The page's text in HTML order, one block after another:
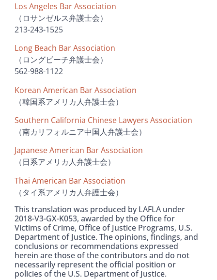
Los Angeles Bar Association
（ロサンゼルス弁護士会）
213-243-1525
Long Beach Bar Association
（ロングビーチ弁護士会）
562-988-1122
Korean American Bar Association
（韓国系アメリカ人弁護士会）
Southern California Chinese Lawyers Association
（南カリフォルニア中国人弁護士会）
Japanese American Bar Association
（日系アメリカ人弁護士会）
Thai American Bar Association
（タイ系アメリカ人弁護士会）
This translation was produced by LAFLA under
2018-V3-GX-K053, awarded by the Office for
Victims of Crime, Office of Justice Programs, U.S.
Department of Justice. The opinions, findings, and
conclusions or recommendations expressed
herein are those of the contributors and do not
necessarily represent the official position or
policies of the U.S. Department of Justice.